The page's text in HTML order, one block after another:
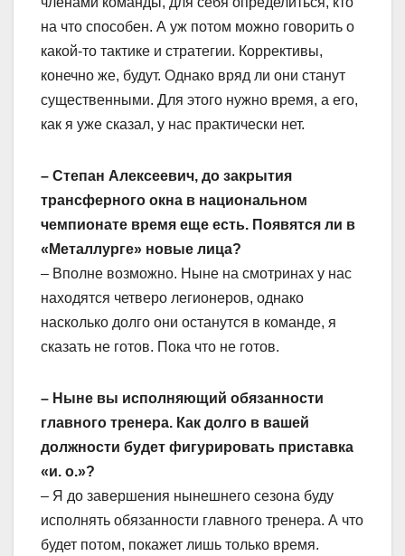
на что способен. А уж потом можно говорить о
какой-то тактике и стратегии. Коррективы,
конечно же, будут. Однако вряд ли они станут
существенными. Для этого нужно время, а его,
как я уже сказал, у нас практически нет.
– Степан Алексеевич, до закрытия
трансферного окна в национальном
чемпионате время еще есть. Появятся ли в
«Металлурге» новые лица?
– Вполне возможно. Ныне на смотринах у нас
находятся четверо легионеров, однако
насколько долго они останутся в команде, я
сказать не готов. Пока что не готов.
– Ныне вы исполняющий обязанности
главного тренера. Как долго в вашей
должности будет фигурировать приставка
«и. о.»?
– Я до завершения нынешнего сезона буду
исполнять обязанности главного тренера. А что
будет потом, покажет лишь только время.